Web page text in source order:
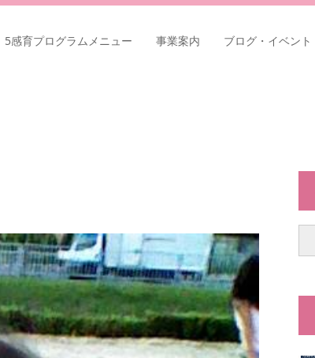
5感育プログラムメニュー 事業案内 ブログ・イベント